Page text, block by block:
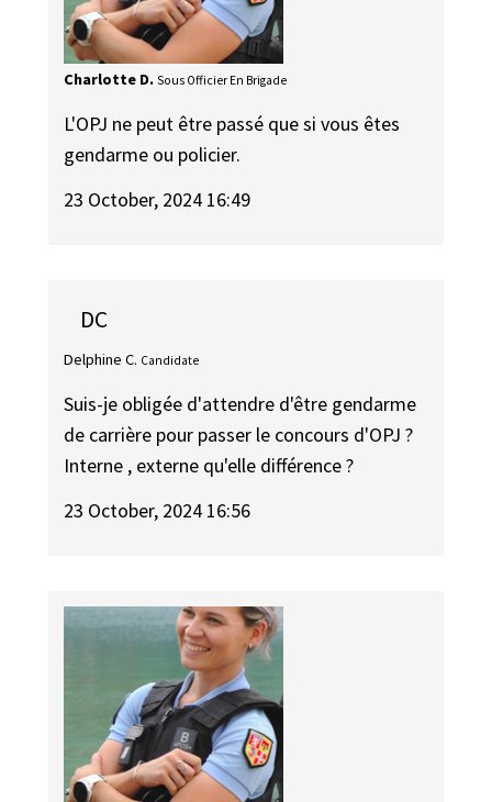
Charlotte D. Sous Officier En Brigade
L'OPJ ne peut être passé que si vous êtes
gendarme ou policier.
23 October, 2024 16:49
DC
Delphine C. Candidate
Suis-je obligée d'attendre d'être gendarme
de carrière pour passer le concours d'OPJ ?
Interne , externe qu'elle différence ?
23 October, 2024 16:56